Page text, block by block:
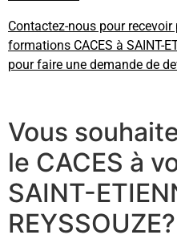
Contactez-nous pour
formations CACES à SAINT-
pour faire une demande de
Vous
le CACES à
SAINT-
REYSSOUZE?